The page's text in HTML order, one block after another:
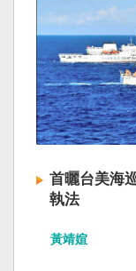
首曬台美海
執法
黃靖媗